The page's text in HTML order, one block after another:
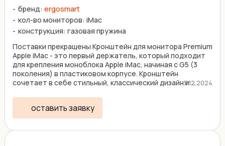
бренд: ergosmart
кол-во мониторов: iMac
конструкция: газовая пружина
Поставки прекращены Кронштейн для монитора Premium
Apple iMac - это первый держатель, который подходит
для крепления моноблока Apple iMac, начиная с G5 (3
поколения) в пластиковом корпусе. Кронштейн
сочетает в себе стильный, классический дизайн и ...11.12.2024
оставить заявку